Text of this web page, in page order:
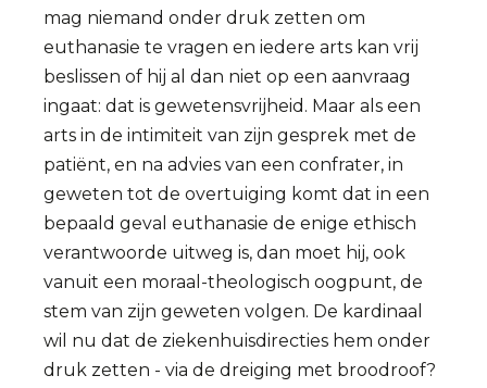
mag niemand onder druk zetten om
euthanasie te vragen en iedere arts kan vrij
beslissen of hij al dan niet op een aanvraag
ingaat: dat is gewetensvrijheid. Maar als een
arts in de intimiteit van zijn gesprek met de
patiënt, en na advies van een confrater, in
geweten tot de overtuiging komt dat in een
bepaald geval euthanasie de enige ethisch
verantwoorde uitweg is, dan moet hij, ook
vanuit een moraal-theologisch oogpunt, de
stem van zijn geweten volgen. De kardinaal
wil nu dat de ziekenhuisdirecties hem onder
druk zetten - via de dreiging met broodroof?